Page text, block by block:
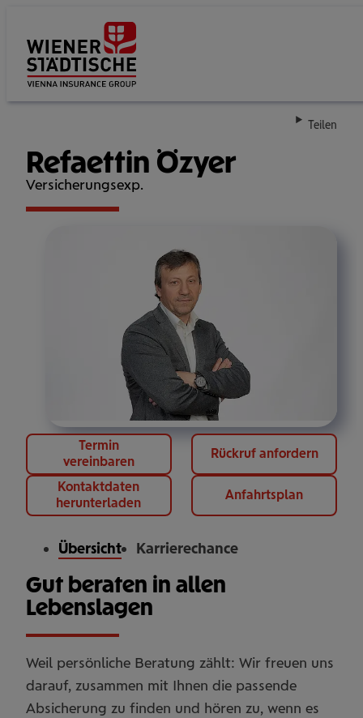
Teilen
Refaettin Özyer
Versicherungsexp.
Termin
vereinbaren
Rückruf anfordern
Kontaktdaten
herunterladen
Anfahrtsplan
Übersicht Karrierechance
Gut beraten in allen
Lebenslagen
Weil persönliche Beratung zählt: Wir freuen uns
darauf, zusammen mit Ihnen die passende
Absicherung zu finden und hören zu, wenn es